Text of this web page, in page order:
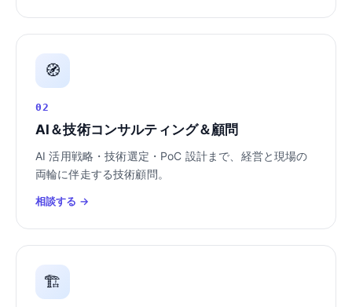
🧭
02
AI＆技術コンサルティング＆顧問
AI 活用戦略・技術選定・PoC 設計まで、経営と現場の
両輪に伴走する技術顧問。
相談する →
🏗️